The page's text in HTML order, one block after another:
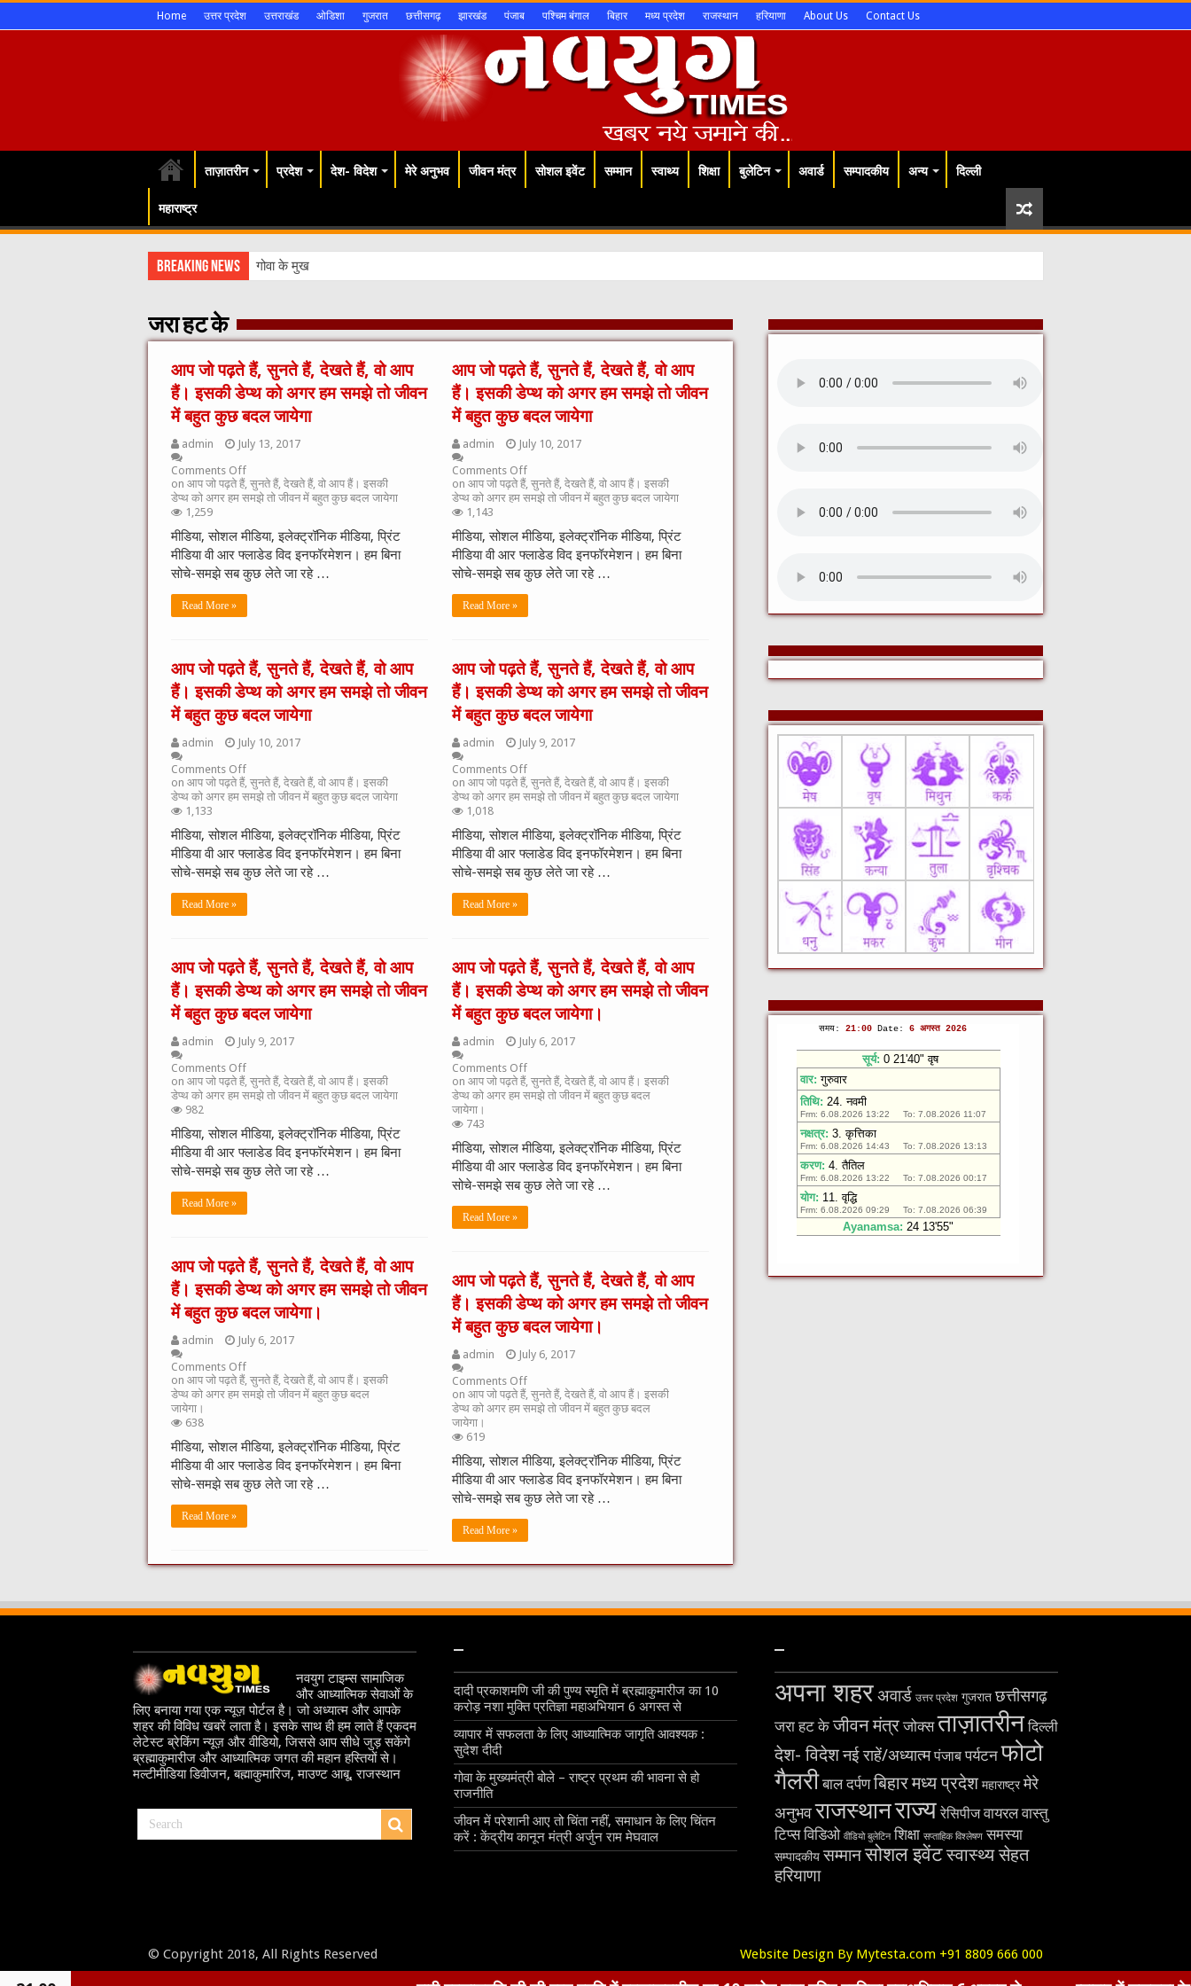
Home उत्तर प्रदेश उत्तराखंड ओडिशा गुजरात छत्तीसगढ़ झारखंड पंजाब पश्चिम बंगाल बिहार मध्य प्रदेश राजस्थान हरियाणा About Us Contact Us
ताज़ातरीन प्रदेश देश- विदेश मेरे अनुभव जीवन मंत्र सोशल इवेंट सम्मान स्वाथ्य शिक्षा बुलेटिन अवार्ड सम्पादकीय अन्य दिल्ली
महाराष्ट्र
Breaking News गोवा के मुख्यमंत्री बोल
जरा हट के
आप जो पढ़ते हैं, सुनते हैं, देखते हैं, वो आप
हैं। इसकी डेप्थ को अगर हम समझे तो जीवन
में बहुत कुछ बदल जायेगा
admin
July 13, 2017
Comments Off
on आप जो पढ़ते हैं, सुनते हैं, देखते हैं, वो आप हैं। इसकी
डेप्थ को अगर हम समझे तो जीवन में बहुत कुछ बदल जायेगा
1,259
मीडिया, सोशल मीडिया, इलेक्ट्रॉनिक मीडिया, प्रिंट
मीडिया वी आर फ्लाडेड विद इनफॉरमेशन। हम बिना
सोचे-समझे सब कुछ लेते जा रहे …
Read More »
आप जो पढ़ते हैं, सुनते हैं, देखते हैं, वो आप
हैं। इसकी डेप्थ को अगर हम समझे तो जीवन
में बहुत कुछ बदल जायेगा
admin
July 10, 2017
Comments Off
on आप जो पढ़ते हैं, सुनते हैं, देखते हैं, वो आप हैं। इसकी
डेप्थ को अगर हम समझे तो जीवन में बहुत कुछ बदल जायेगा
1,143
मीडिया, सोशल मीडिया, इलेक्ट्रॉनिक मीडिया, प्रिंट
मीडिया वी आर फ्लाडेड विद इनफॉरमेशन। हम बिना
सोचे-समझे सब कुछ लेते जा रहे …
Read More »
आप जो पढ़ते हैं, सुनते हैं, देखते हैं, वो आप
हैं। इसकी डेप्थ को अगर हम समझे तो जीवन
में बहुत कुछ बदल जायेगा
admin
July 10, 2017
Comments Off
on आप जो पढ़ते हैं, सुनते हैं, देखते हैं, वो आप हैं। इसकी
डेप्थ को अगर हम समझे तो जीवन में बहुत कुछ बदल जायेगा
1,133
मीडिया, सोशल मीडिया, इलेक्ट्रॉनिक मीडिया, प्रिंट
मीडिया वी आर फ्लाडेड विद इनफॉरमेशन। हम बिना
सोचे-समझे सब कुछ लेते जा रहे …
Read More »
आप जो पढ़ते हैं, सुनते हैं, देखते हैं, वो आप
हैं। इसकी डेप्थ को अगर हम समझे तो जीवन
में बहुत कुछ बदल जायेगा
admin
July 9, 2017
Comments Off
on आप जो पढ़ते हैं, सुनते हैं, देखते हैं, वो आप हैं। इसकी
डेप्थ को अगर हम समझे तो जीवन में बहुत कुछ बदल जायेगा
1,018
मीडिया, सोशल मीडिया, इलेक्ट्रॉनिक मीडिया, प्रिंट
मीडिया वी आर फ्लाडेड विद इनफॉरमेशन। हम बिना
सोचे-समझे सब कुछ लेते जा रहे …
Read More »
आप जो पढ़ते हैं, सुनते हैं, देखते हैं, वो आप
हैं। इसकी डेप्थ को अगर हम समझे तो जीवन
में बहुत कुछ बदल जायेगा
admin
July 9, 2017
Comments Off
on आप जो पढ़ते हैं, सुनते हैं, देखते हैं, वो आप हैं। इसकी
डेप्थ को अगर हम समझे तो जीवन में बहुत कुछ बदल जायेगा
982
मीडिया, सोशल मीडिया, इलेक्ट्रॉनिक मीडिया, प्रिंट
मीडिया वी आर फ्लाडेड विद इनफॉरमेशन। हम बिना
सोचे-समझे सब कुछ लेते जा रहे …
Read More »
आप जो पढ़ते हैं, सुनते हैं, देखते हैं, वो आप
हैं। इसकी डेप्थ को अगर हम समझे तो जीवन
में बहुत कुछ बदल जायेगा।
admin
July 6, 2017
Comments Off
on आप जो पढ़ते हैं, सुनते हैं, देखते हैं, वो आप हैं। इसकी
डेप्थ को अगर हम समझे तो जीवन में बहुत कुछ बदल
जायेगा।
743
मीडिया, सोशल मीडिया, इलेक्ट्रॉनिक मीडिया, प्रिंट
मीडिया वी आर फ्लाडेड विद इनफॉरमेशन। हम बिना
सोचे-समझे सब कुछ लेते जा रहे …
Read More »
आप जो पढ़ते हैं, सुनते हैं, देखते हैं, वो आप
हैं। इसकी डेप्थ को अगर हम समझे तो जीवन
में बहुत कुछ बदल जायेगा।
admin
July 6, 2017
Comments Off
on आप जो पढ़ते हैं, सुनते हैं, देखते हैं, वो आप हैं। इसकी
डेप्थ को अगर हम समझे तो जीवन में बहुत कुछ बदल
जायेगा।
638
मीडिया, सोशल मीडिया, इलेक्ट्रॉनिक मीडिया, प्रिंट
मीडिया वी आर फ्लाडेड विद इनफॉरमेशन। हम बिना
सोचे-समझे सब कुछ लेते जा रहे …
Read More »
आप जो पढ़ते हैं, सुनते हैं, देखते हैं, वो आप
हैं। इसकी डेप्थ को अगर हम समझे तो जीवन
में बहुत कुछ बदल जायेगा।
admin
July 6, 2017
Comments Off
on आप जो पढ़ते हैं, सुनते हैं, देखते हैं, वो आप हैं। इसकी
डेप्थ को अगर हम समझे तो जीवन में बहुत कुछ बदल
जायेगा।
619
मीडिया, सोशल मीडिया, इलेक्ट्रॉनिक मीडिया, प्रिंट
मीडिया वी आर फ्लाडेड विद इनफॉरमेशन। हम बिना
सोचे-समझे सब कुछ लेते जा रहे …
Read More »
नवयुग टाइम्स सामाजिक
और आध्यात्मिक सेवाओं के
लिए बनाया गया एक न्यूज़ पोर्टल है। जो अध्यात्म और आपके
शहर की विविध खबरें लाता है। इसके साथ ही हम लाते हैं एकदम
लेटेस्ट ब्रेकिंग न्यूज़ और वीडियो, जिससे आप सीधे जुड़ सकेंगे
ब्रह्माकुमारीज और आध्यात्मिक जगत की महान हस्तियों से।
मल्टीमीडिया डिवीजन, बह्माकुमारिज, माउण्ट आबू, राजस्थान
–
दादी प्रकाशमणि जी की पुण्य स्मृति में ब्रह्माकुमारीज का 10
करोड़ नशा मुक्ति प्रतिज्ञा महाअभियान 6 अगस्त से
व्यापार में सफलता के लिए आध्यात्मिक जागृति आवश्यक :
सुदेश दीदी
गोवा के मुख्यमंत्री बोले – राष्ट्र प्रथम की भावना से हो
राजनीति
जीवन में परेशानी आए तो चिंता नहीं, समाधान के लिए चिंतन
करें : केंद्रीय कानून मंत्री अर्जुन राम मेघवाल
–
अपना शहरअवार्ड उत्तर प्रदेश गुजरात छत्तीसगढ़
जरा हट के जीवन मंत्र जोक्स ताज़ातरीन दिल्ली
देश- विदेशनई राहें/अध्यात्म पंजाब पर्यटन फोटो
गैलरी बाल दर्पण बिहारमध्य प्रदेश महाराष्ट्र मेरे
अनुभवराजस्थानराज्य रेसिपीज वायरल वास्तु
टिप्स विडिओ वीडियो बुलेटिन शिक्षा सप्ताहिक विश्लेषण समस्या
सम्पादकीय सम्मानसोशल इवेंटस्वास्थ्य सेहत
हरियाणा
Website Design By Mytesta.com +91 8809 666 000
© Copyright 2018, All Rights Reserved